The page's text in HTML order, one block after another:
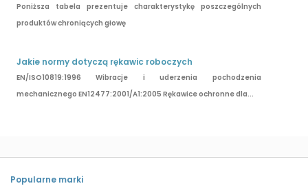
Poniższa tabela prezentuje charakterystykę poszczególnych
produktów chroniących głowę
Jakie normy dotyczą rękawic roboczych
EN/ISO10819:1996 Wibracje i uderzenia pochodzenia
mechanicznego EN12477:2001/A1:2005 Rękawice ochronne dla...
Popularne marki